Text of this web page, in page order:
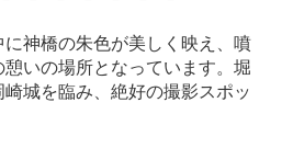
神橋の朱色が美しく映え、噴
いの場所となっています。堀
城を臨み、絶好の撮影スポッ